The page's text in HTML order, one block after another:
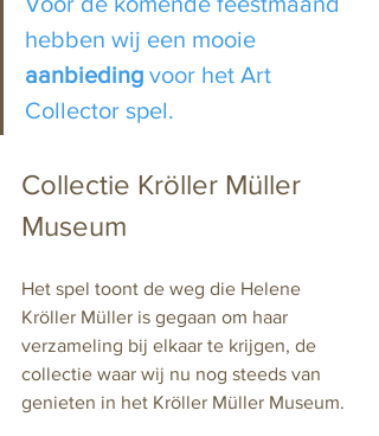
hebben wij een mooie
aanbieding voor het Art
Collector spel.
Collectie Kröller Müller
Museum
Het spel toont de weg die Helene
Kröller Müller is gegaan om haar
verzameling bij elkaar te krijgen, de
collectie waar wij nu nog steeds van
genieten in het Kröller Müller Museum.